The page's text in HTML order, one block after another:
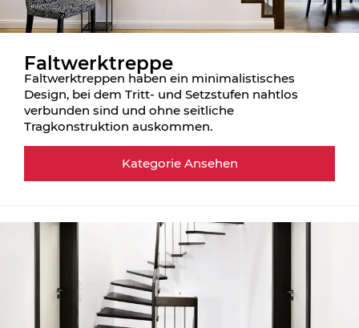
Faltwerktreppe
Faltwerktreppen haben ein minimalistisches
Design, bei dem Tritt- und Setzstufen nahtlos
verbunden sind und ohne seitliche
Tragkonstruktion auskommen.
Kategorie Ansehen